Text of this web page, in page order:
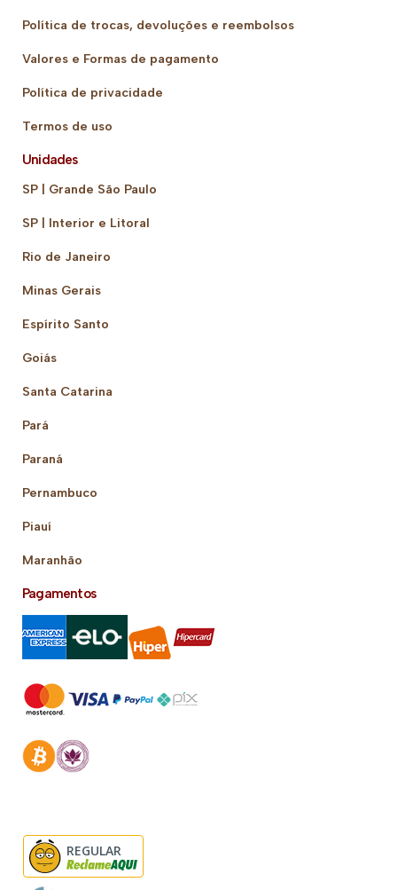
Política de trocas, devoluções e reembolsos
Valores e Formas de pagamento
Política de privacidade
Termos de uso
Unidades
SP | Grande São Paulo
SP | Interior e Litoral
Rio de Janeiro
Minas Gerais
Espírito Santo
Goiás
Santa Catarina
Pará
Paraná
Pernambuco
Piauí
Maranhão
Pagamentos
REGULAR